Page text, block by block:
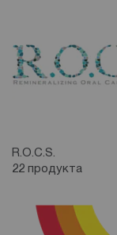
R.O.C.S.
22 продукта